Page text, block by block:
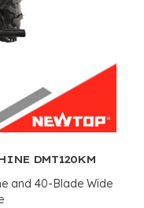
DMT120KM
and 40-Blade Wide